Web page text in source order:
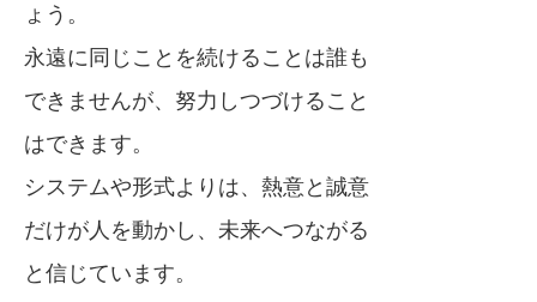
ょう。
永遠に同じことを続けることは誰も
できませんが、努力しつづけること
はできます。
システムや形式よりは、熱意と誠意
だけが人を動かし、未来へつながる
と信じています。